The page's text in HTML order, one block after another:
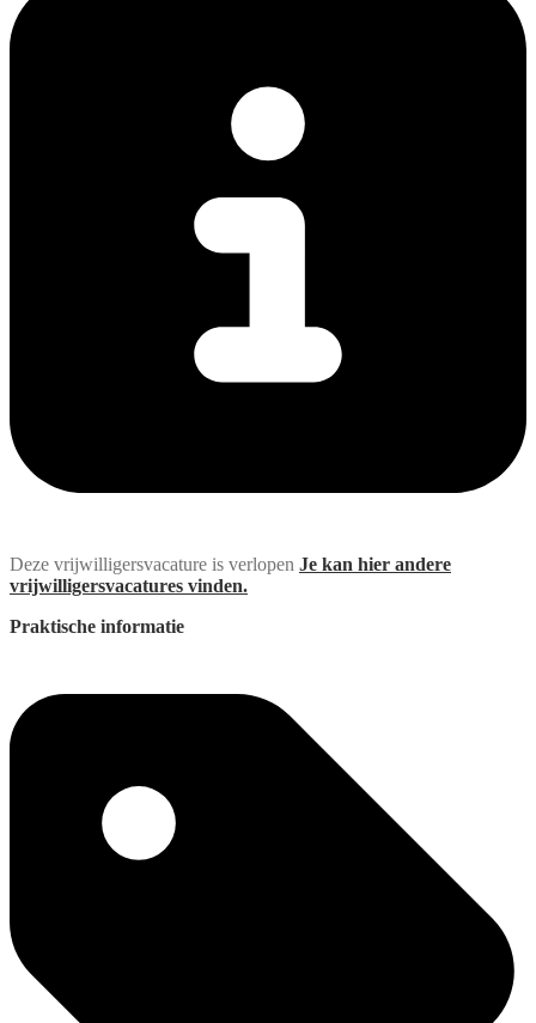
Deze vrijwilligersvacature is verlopen Je kan hier andere
vrijwilligersvacatures vinden.
Praktische informatie